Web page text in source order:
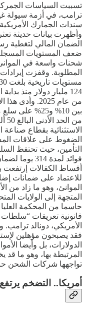
تسببت السياسات
ترامب، في أزمة سيولة
الضمان المالي لتغطية
شحنات واسعة في الموانئ
المطلوبة. وقفزت
من عام 2025.
بين 10% و25%
الضغوط على علاقات
التأمين، حيث تحتفظ
فوائد لمدة
للاعتماد على ضمانات
الموانئ، وهو ما زاد من
المتجهة إلى الولايات
قانونية تعريفات
الأمريكي، دونالد
فقد يصبحون مؤهلين
الدولارات، بل وأيضا
المرتبطة بها، وهو ما
تواجهها شركات الشحن
أمريكا.. التضخم